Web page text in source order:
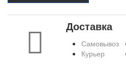
Доставка
Самовывоз
Курьер